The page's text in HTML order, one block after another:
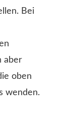
Bei
aber
oben
wenden.